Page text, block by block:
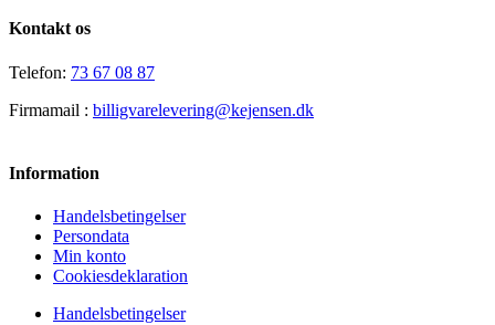
Kontakt os
Telefon: 73 67 08 87
Firmamail : billigvarelevering@kejensen.dk
Information
Handelsbetingelser
Persondata
Min konto
Cookiesdeklaration
Handelsbetingelser